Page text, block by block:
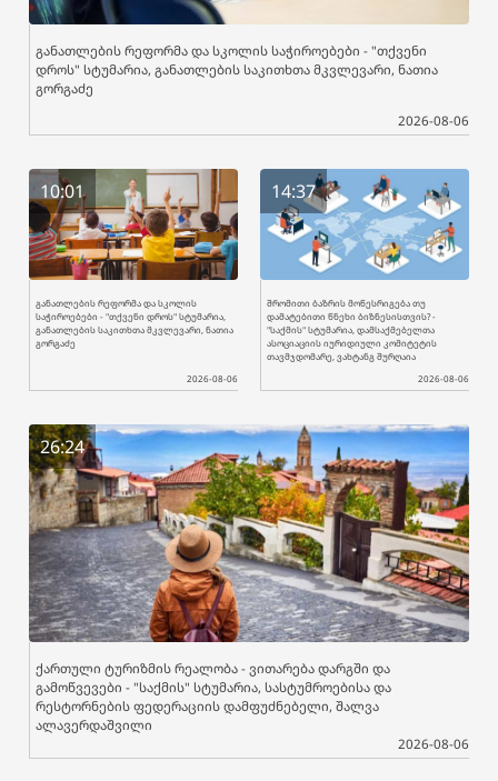
განათლების რეფორმა და სკოლის საჭიროებები - "თქვენი
დროს" სტუმარია, განათლების საკითხთა მკვლევარი, ნათია
გორგაძე
2026-08-06
10:01
განათლების რეფორმა და სკოლის
საჭიროებები - "თქვენი დროს" სტუმარია,
განათლების საკითხთა მკვლევარი, ნათია
გორგაძე
2026-08-06
14:37
შრომითი ბაზრის მოწესრიგება თუ
დამატებითი წნეხი ბიზნესისთვის? -
"საქმის" სტუმარია, დამსაქმებელთა
ასოციაციის იურიდიული კომიტეტის
თავმჯდომარე, ვახტანგ შურღაია
2026-08-06
26:24
ქართული ტურიზმის რეალობა - ვითარება დარგში და
გამოწვევები - "საქმის" სტუმარია, სასტუმროებისა და
რესტორნების ფედერაციის დამფუძნებელი, შალვა
ალავერდაშვილი
2026-08-06